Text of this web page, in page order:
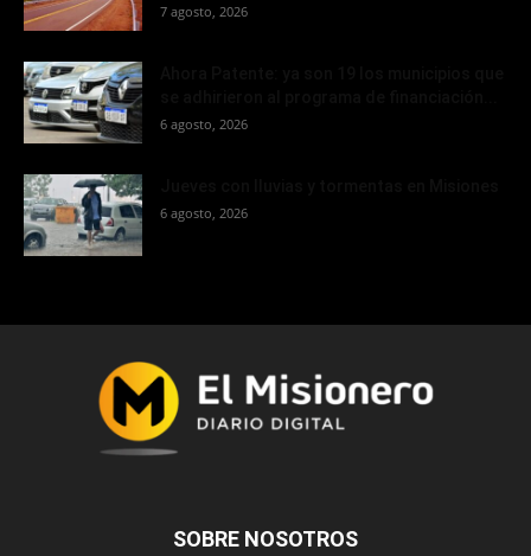
7 agosto, 2026
6 agosto, 2026
6 agosto, 2026
SOBRE NOSOTROS